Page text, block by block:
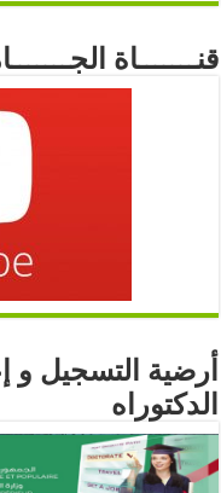
قنـــــــاة
أرضية التسجيل و
الدكتوراه